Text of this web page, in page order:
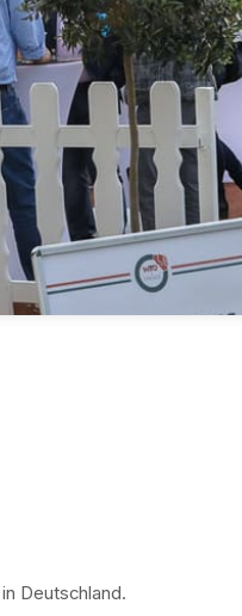
Deutschland.